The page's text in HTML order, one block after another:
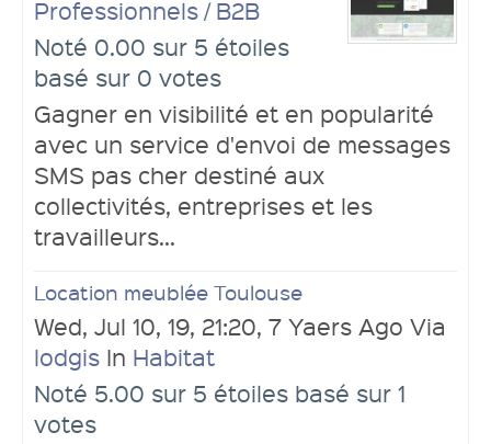
Professionnels / B2B
Noté 0.00 sur 5 étoiles
basé sur 0 votes
Gagner en visibilité et en popularité
avec un service d'envoi de messages
SMS pas cher destiné aux
collectivités, entreprises et les
travailleurs...
Location meublée Toulouse
Wed, Jul 10, 19, 21:20, 7 Yaers Ago Via
lodgis In Habitat
Noté 5.00 sur 5 étoiles basé sur 1
votes